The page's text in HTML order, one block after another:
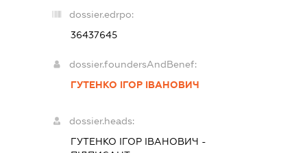
dossier.edrpo:
36437645
dossier.foundersAndBenef:
ГУТЕНКО ІГОР ІВАНОВИЧ
dossier.heads:
ГУТЕНКО ІГОР ІВАНОВИЧ -